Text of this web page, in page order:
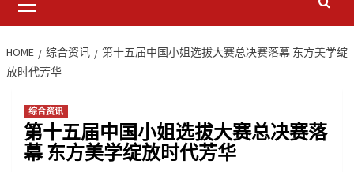
Menu
HOME 综合资讯
第十五届中国小姐选拔大赛总决赛落幕 东方美学绽
放时代芳华
综合资讯
第十五届中国小姐选拔大赛总决赛落
幕 东方美学绽放时代芳华